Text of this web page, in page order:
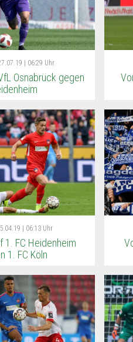
| 06:29 Uhr
Osnabrück gegen
| 06:13 Uhr
1. FC Heidenheim
1. FC Köln